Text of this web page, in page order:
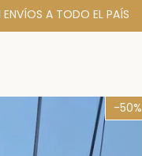
ENVÍOS A TODO EL PAÍS
-50%